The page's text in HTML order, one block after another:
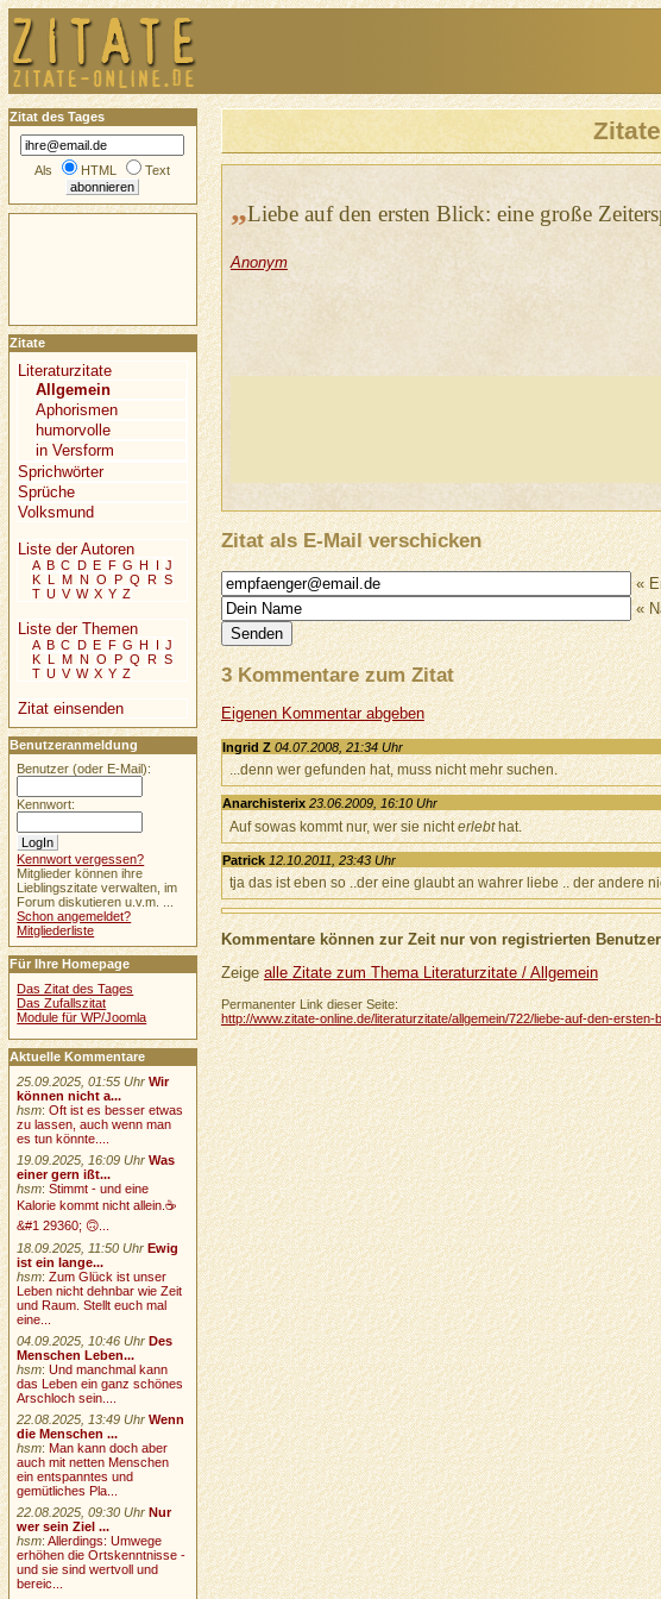
„Liebe auf den ersten Blick: eine große
Anonym
Zitat als E-Mail verschicken
«
«
3 Kommentare zum Zitat
Eigenen Kommentar abgeben
Ingrid Z 04.07.2008, 21:34 Uhr
...denn wer gefunden hat, muss nicht mehr suchen.
Anarchisterix 23.06.2009, 16:10 Uhr
Auf sowas kommt nur, wer sie nichterlebthat.
Patrick 12.10.2011, 23:43 Uhr
tja das ist eben so ..der eine glaubt an wahrer liebe .. der andere
Kommentare können zur Zeit nur von registrierten
Zeigealle Zitate zum Thema Literaturzitate / Allgemein
Permanenter Link dieser Seite:
http://www.zitate-online.de/literaturzitate/allgemein/722/liebe-auf-den-
Zitat des Tages
Als HTML Text
Zitate
Literaturzitate
Allgemein
Aphorismen
humorvolle
in Versform
Sprichwörter
Sprüche
Volksmund
Liste der Autoren
A B C D E F G H I J
K L M N O P Q R S
T U V W X Y Z
Liste der Themen
A B C D E F G H I J
K L M N O P Q R S
T U V W X Y Z
Zitat einsenden
Benutzeranmeldung
Benutzer (oder E-Mail):
Kennwort:
Kennwort vergessen?
Mitglieder können ihre
Lieblingszitate verwalten, im
Forum diskutieren u.v.m. ...
Schon angemeldet?
Mitgliederliste
Für Ihre Homepage
Das Zitat des Tages
Das Zufallszitat
Module für WP/Joomla
Aktuelle Kommentare
25.09.2025, 01:55 Uhr Wir
können nicht a...
hsm:Oft ist es besser etwas
zu lassen, auch wenn man
es tun könnte....
19.09.2025, 16:09 Uhr Was
einer gern ißt...
hsm:Stimmt - und eine
Kalorie kommt nicht allein.☕
&#1 29360; 🙃...
18.09.2025, 11:50 Uhr Ewig
ist ein lange...
hsm:Zum Glück ist unser
Leben nicht dehnbar wie Zeit
und Raum. Stellt euch mal
eine...
04.09.2025, 10:46 Uhr Des
Menschen Leben...
hsm:Und manchmal kann
das Leben ein ganz schönes
Arschloch sein....
22.08.2025, 13:49 Uhr Wenn
die Menschen ...
hsm:Man kann doch aber
auch mit netten Menschen
ein entspanntes und
gemütliches Pla...
22.08.2025, 09:30 Uhr Nur
wer sein Ziel ...
hsm:Allerdings: Umwege
erhöhen die Ortskenntnisse -
und sie sind wertvoll und
bereic...